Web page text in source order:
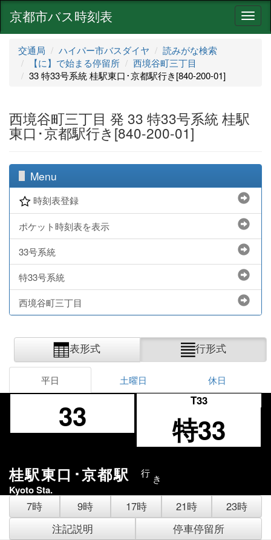
ナ
ビ
京都市バス時刻表
交通局 ハイパー市バスダイヤ
読みがな検索
【に】で始まる停留所
西境谷町三丁目
33 特33号系統 桂駅東口･京都駅行き[840-200-01]
西境谷町三丁目 発 33 特33号系統 桂駅
東口･京都駅行き[840-200-01]
Menu
時刻表登録
ポケット時刻表を表示
33号系統
特33号系統
西境谷町三丁目
表形式 行形式
平日 土曜日 休日
33 T33
特33
桂駅東口･京都駅 行 き
Kyoto Sta.
7時 9時 17時 21時
23時
注記説明
停車停留所